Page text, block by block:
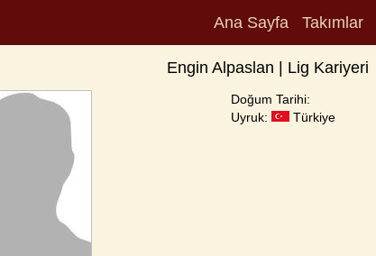
Ana Sayfa Takımlar
Engin Alpaslan | Lig Kariyeri
Doğum Tarihi:
Uyruk:
Türkiye